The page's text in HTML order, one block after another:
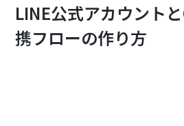
LINE公式アカウント
携フローの作り方